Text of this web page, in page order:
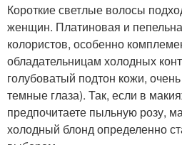
Короткие светлые волосы
женщин. Платиновая и
колористов, особенно
обладательницам холодных
голубоватый подтон кожи,
темные глаза). Так, если в
предпочитаете пыльную розу,
холодный блонд определенно